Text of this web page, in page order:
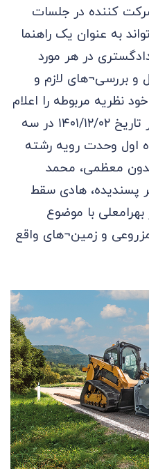
کننده در جلسات
به عنوان یک راهنما
در هر مورد
بررسی¬های لازم و
نظریه مربوطه را اعلام
می نماید. این نظر مشورتی در تاریخ ۱۴۰۱/۱۲/۰۲ در سه
اول وحدت رویه رشته
معظمی، محمد
پسندیده، هادی سقط
با موضوع
و زمین¬های واقع